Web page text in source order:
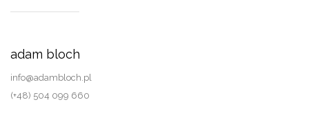
adam bloch
info@adambloch.pl
(+48) 504 099 660